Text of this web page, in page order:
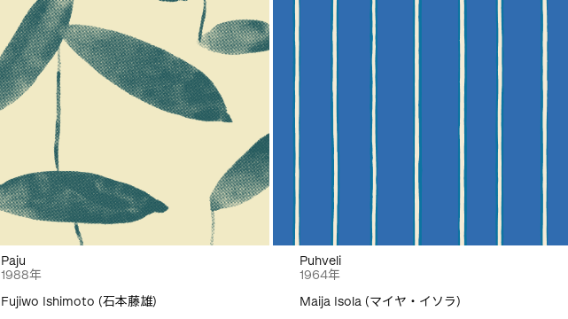
Paju
1988年
Fujiwo Ishimoto (石本藤雄)
Puhveli
1964年
Maija Isola (マイヤ・イソラ)